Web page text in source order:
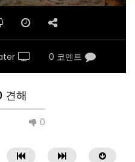
0 코멘트
견해
0